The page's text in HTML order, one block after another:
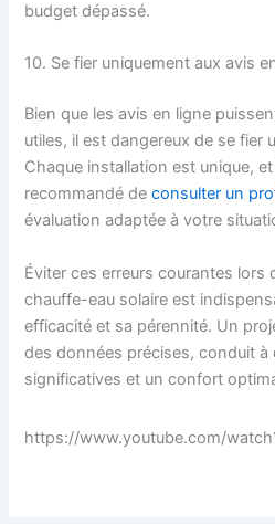
budget dépassé.
10. Se fier uniquement aux avis
Bien que les avis en ligne
utiles, il est dangereux de se fier
Chaque installation est unique,
recommandé deconsulter un
évaluation adaptée à votre
Éviter ces erreurs courantes lors
chauffe-eau solaire est
efficacité et sa pérennité. Un
des données précises, conduit à
significatives et un confort
https://www.youtube.com/